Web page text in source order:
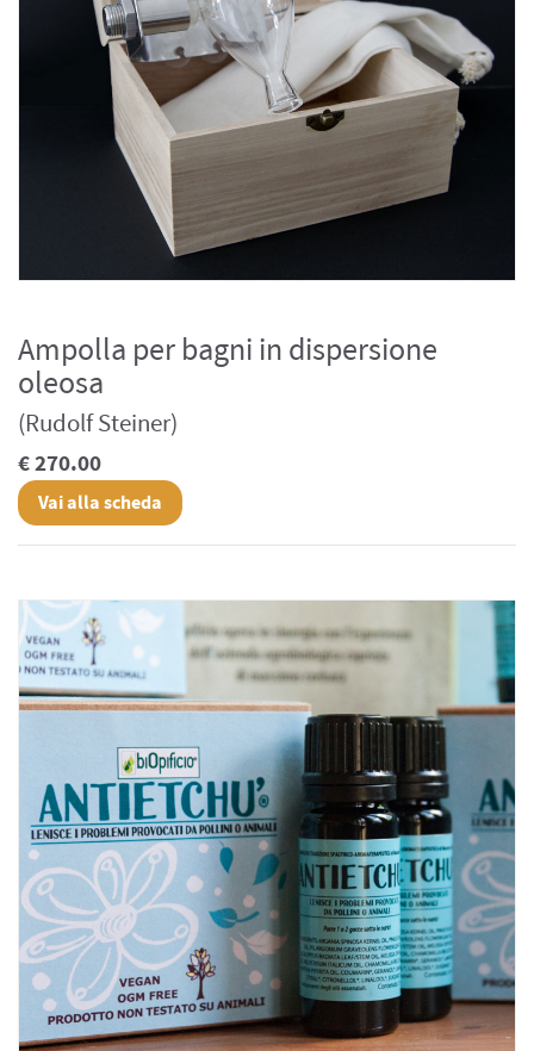
Ampolla per bagni in dispersione
oleosa
(Rudolf Steiner)
€ 270.00
Vai alla scheda